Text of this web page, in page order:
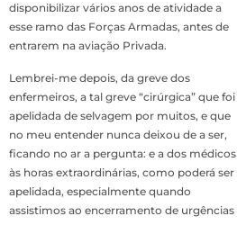
disponibilizar vários anos de atividade a
esse ramo das Forças Armadas, antes de
entrarem na aviação Privada.
Lembrei-me depois, da greve dos
enfermeiros, a tal greve “cirúrgica” que foi
apelidada de selvagem por muitos, e que
no meu entender nunca deixou de a ser,
ficando no ar a pergunta: e a dos médicos
às horas extraordinárias, como poderá ser
apelidada, especialmente quando
assistimos ao encerramento de urgências